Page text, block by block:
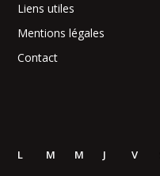
Liens utiles
Mentions légales
Contact
L M M J V